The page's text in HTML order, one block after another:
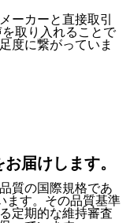
ーカーと直接取引
取り入れることで
度に繋がっていま
お届けします。
質の国際規格であ
ます。その品質基準
定期的な維持審査